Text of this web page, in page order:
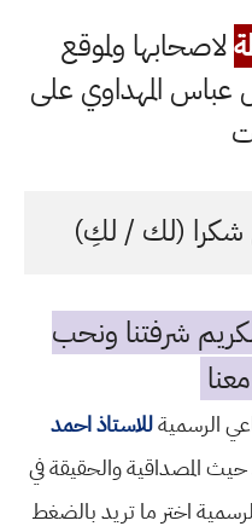
لاصحابها ولموقع
عباس المهداوي على
شكرا (لك / لكِ)
شرفتنا ونحب
الرسميةللاستاذ احمد
حيث المصداقية والحقيقة في
اختر ما تريد بالضغط